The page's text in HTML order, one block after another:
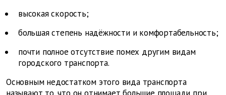
высокая скорость;
большая степень надёжности и комфортабельность;
почти полное отсутствие помех другим видам
городского транспорта.
Основным недостатком этого вида транспорта